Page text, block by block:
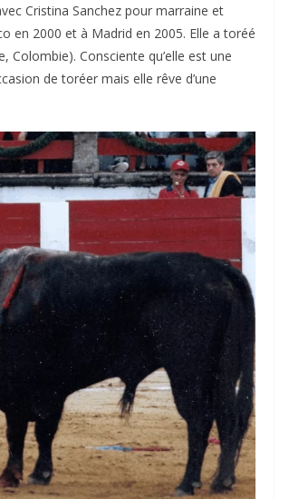
Cristina Sanchez pour marraine et
en 2000 et à Madrid en 2005. Elle a toréé
Consciente qu’elle est une
de toréer mais elle rêve d’une